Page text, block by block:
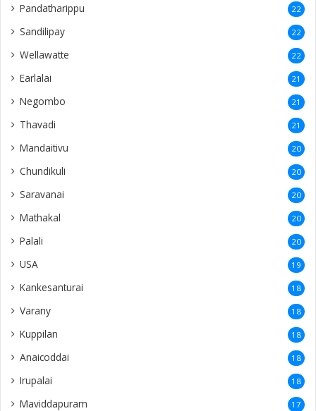
Pandatharippu 22
Sandilipay 22
Wellawatte 22
Earlalai 21
Negombo 21
Thavadi 21
Mandaitivu 20
Chundikuli 20
Saravanai 20
Mathakal 20
Palali 20
USA 19
Kankesanturai 18
Varany 18
Kuppilan 18
Anaicoddai 18
Irupalai 18
Maviddapuram 17